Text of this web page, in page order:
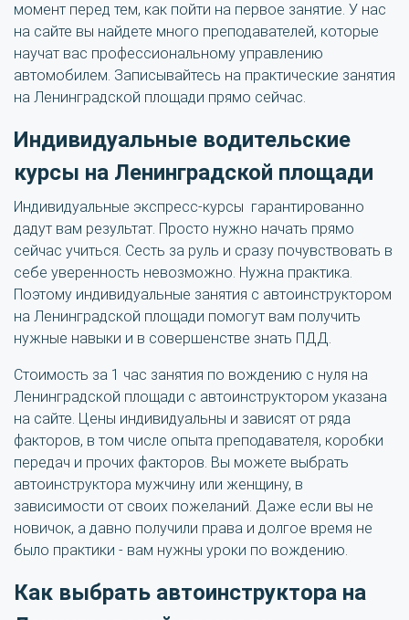
момент перед тем, как пойти на первое занятие. У нас
на сайте вы найдете много преподавателей, которые
научат вас профессиональному управлению
автомобилем. Записывайтесь на практические занятия
на Ленинградской площади прямо сейчас.
Индивидуальные водительские
курсы на Ленинградской площади
Индивидуальные экспресс-курсы гарантированно
дадут вам результат. Просто нужно начать прямо
сейчас учиться. Сесть за руль и сразу почувствовать в
себе уверенность невозможно. Нужна практика.
Поэтому индивидуальные занятия с автоинструктором
на Ленинградской площади помогут вам получить
нужные навыки и в совершенстве знать ПДД.
Стоимость за 1 час занятия по вождению с нуля на
Ленинградской площади с автоинструктором указана
на сайте. Цены индивидуальны и зависят от ряда
факторов, в том числе опыта преподавателя, коробки
передач и прочих факторов. Вы можете выбрать
автоинструктора мужчину или женщину, в
зависимости от своих пожеланий. Даже если вы не
новичок, а давно получили права и долгое время не
было практики - вам нужны уроки по вождению.
Как выбрать автоинструктора на